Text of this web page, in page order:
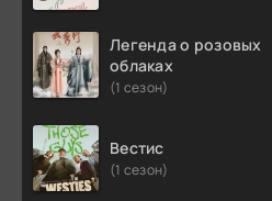
Легенда о розовых
облаках
(1 сезон)
Вестис
(1 сезон)